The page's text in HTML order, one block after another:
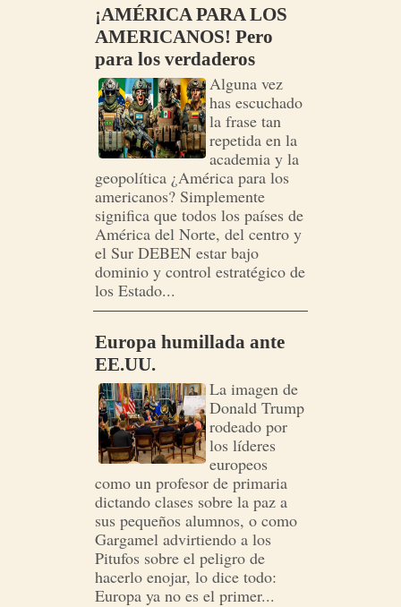
¡AMÉRICA PARA LOS
AMERICANOS! Pero
para los verdaderos
Alguna vez
has escuchado
la frase tan
repetida en la
academia y la
geopolítica ¿América para los
americanos? Simplemente
significa que todos los países de
América del Norte, del centro y
el Sur DEBEN estar bajo
dominio y control estratégico de
los Estado...
Europa humillada ante
EE.UU.
La imagen de
Donald Trump
rodeado por
los líderes
europeos
como un profesor de primaria
dictando clases sobre la paz a
sus pequeños alumnos, o como
Gargamel advirtiendo a los
Pitufos sobre el peligro de
hacerlo enojar, lo dice todo:
Europa ya no es el primer...